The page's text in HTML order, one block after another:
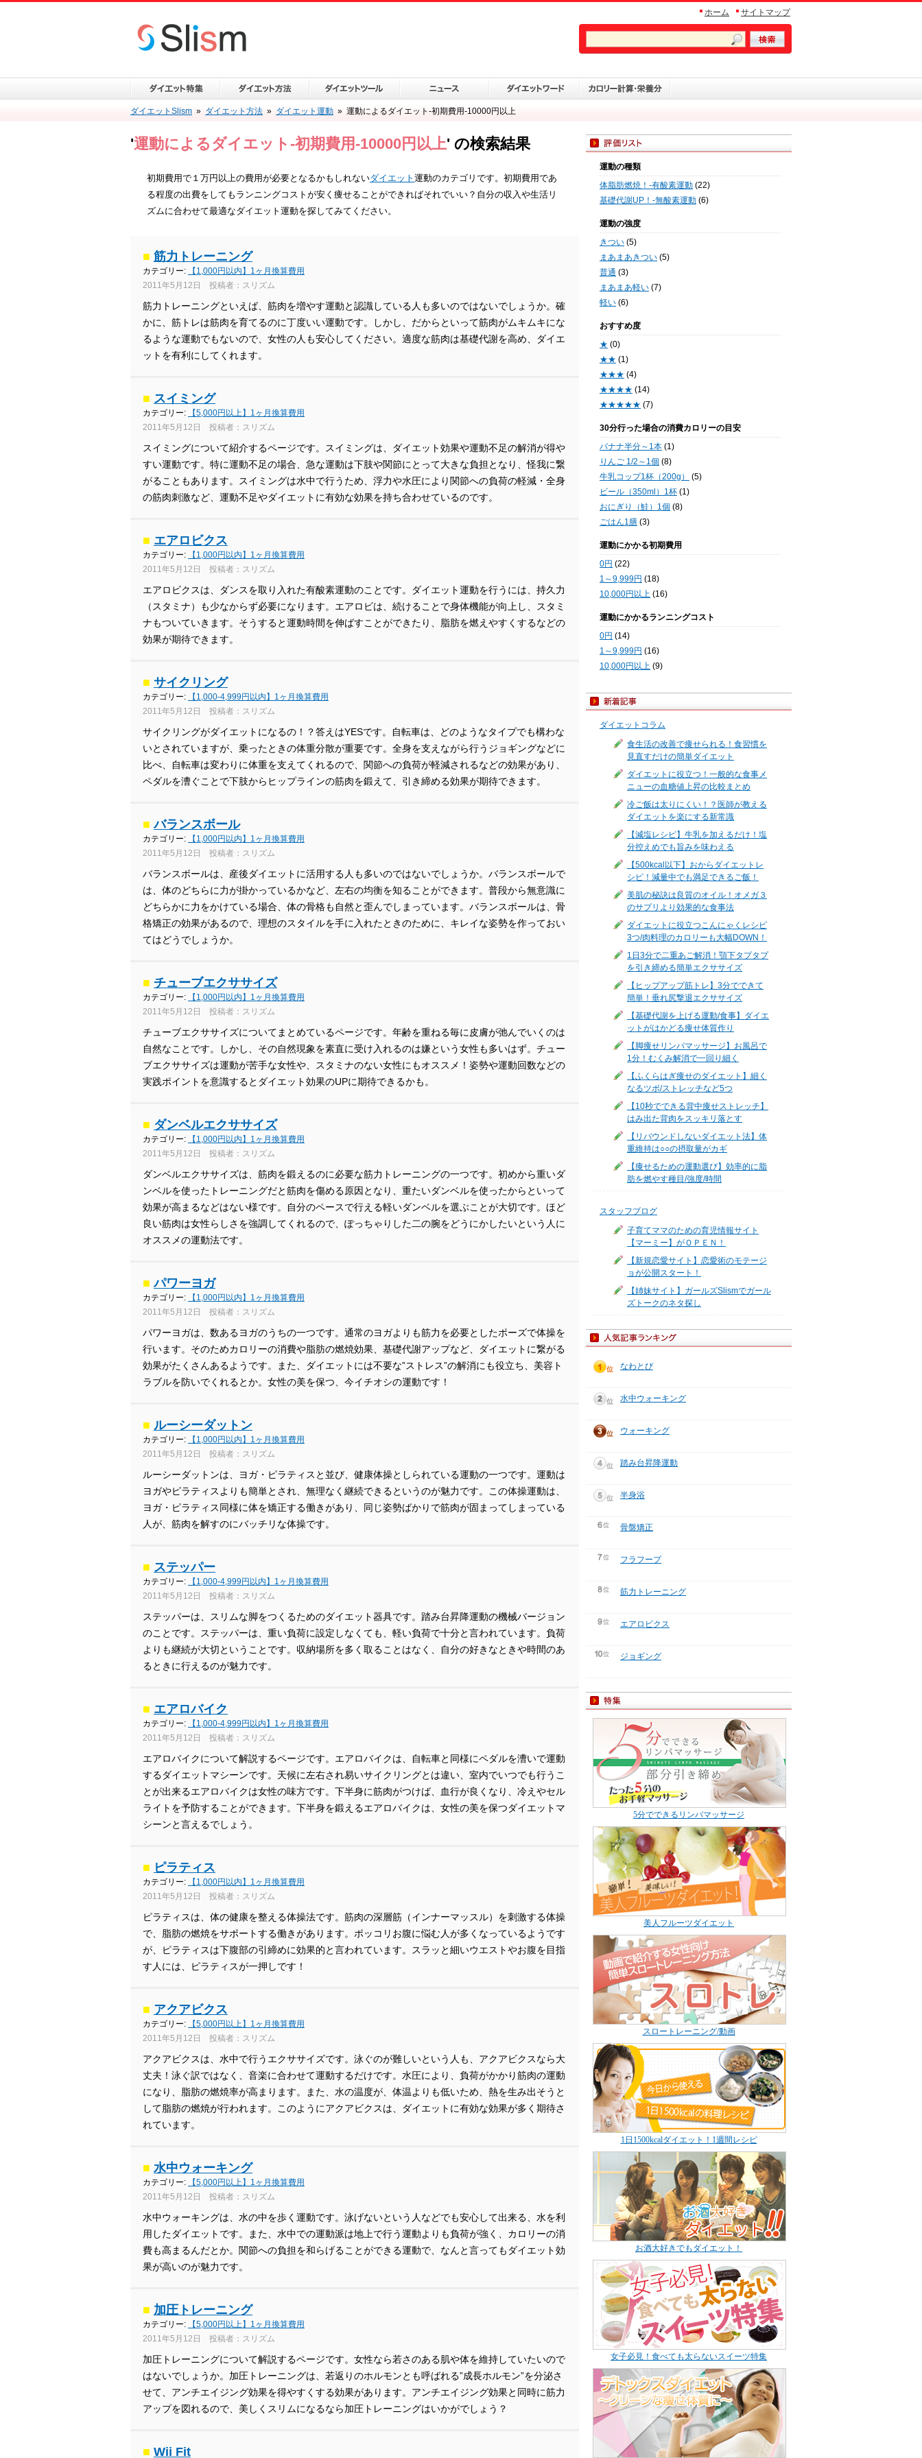
ホーム サイトマップ
ダイエットSlism » ダイエット方法 » ダイエット運動 » 運動によるダイエット-初期費用-10000円以上
'運動によるダイエット-初期費用-10000円以上' の検索結果
初期費用で１万円以上の費用が必要となるかもしれないダイエット 運動のカテゴリです。初期費用であ
る程度の出費をしてもランニングコストが安く痩せることができればそれでいい？自分の収入や生活リ
ズムに合わせて最適なダイエット運動を探してみてください。
■ 筋力トレーニング
カテゴリー:
【1,000円以内】1ヶ月換算費用
2011年5月12日 投稿者：スリズム
筋力トレーニングといえば、筋肉を増やす運動と認識している人も多いのではないでしょうか。確
かに、筋トレは筋肉を育てるのに丁度いい運動です。しかし、だからといって筋肉がムキムキにな
るような運動でもないので、女性の人も安心してください。適度な筋肉は基礎代謝を高め、ダイエ
ットを有利にしてくれます。
■ スイミング
カテゴリー:
【5,000円以上】1ヶ月換算費用
2011年5月12日 投稿者：スリズム
スイミングについて紹介するページです。スイミングは、ダイエット効果や運動不足の解消が得や
すい運動です。特に運動不足の場合、急な運動は下肢や関節にとって大きな負担となり、怪我に繋
がることもあります。スイミングは水中で行うため、浮力や水圧により関節への負荷の軽減・全身
の筋肉刺激など、運動不足やダイエットに有効な効果を持ち合わせているのです。
■ エアロビクス
カテゴリー:
【1,000円以内】1ヶ月換算費用
2011年5月12日 投稿者：スリズム
エアロビクスは、ダンスを取り入れた有酸素運動のことです。ダイエット運動を行うには、持久力
（スタミナ）も少なからず必要になります。エアロビは、続けることで身体機能が向上し、スタミ
ナもついていきます。そうすると運動時間を伸ばすことができたり、脂肪を燃えやすくするなどの
効果が期待できます。
■ サイクリング
カテゴリー:
【1,000-4,999円以内】1ヶ月換算費用
2011年5月12日 投稿者：スリズム
サイクリングがダイエットになるの！？答えはYESです。自転車は、どのようなタイプでも構わな
いとされていますが、乗ったときの体重分散が重要です。全身を支えながら行うジョギングなどに
比べ、自転車は変わりに体重を支えてくれるので、関節への負荷が軽減されるなどの効果があり、
ペダルを漕ぐことで下肢からヒップラインの筋肉を鍛えて、引き締める効果が期待できます。
■ バランスボール
カテゴリー:
【1,000円以内】1ヶ月換算費用
2011年5月12日 投稿者：スリズム
バランスボールは、産後ダイエットに活用する人も多いのではないでしょうか。バランスボールで
は、体のどちらに力が掛かっているかなど、左右の均衡を知ることができます。普段から無意識に
どちらかに力をかけている場合、体の骨格も自然と歪んでしまっています。バランスボールは、骨
格矯正の効果があるので、理想のスタイルを手に入れたときのために、キレイな姿勢を作っておい
てはどうでしょうか。
■ チューブエクササイズ
カテゴリー:
【1,000円以内】1ヶ月換算費用
2011年5月12日 投稿者：スリズム
チューブエクササイズについてまとめているページです。年齢を重ねる毎に皮膚が弛んでいくのは
自然なことです。しかし、その自然現象を素直に受け入れるのは嫌という女性も多いはず。チュー
ブエクササイズは運動が苦手な女性や、スタミナのない女性にもオススメ！姿勢や運動回数などの
実践ポイントを意識するとダイエット効果のUPに期待できるかも。
■ ダンベルエクササイズ
カテゴリー:
【1,000円以内】1ヶ月換算費用
2011年5月12日 投稿者：スリズム
ダンベルエクササイズは、筋肉を鍛えるのに必要な筋力トレーニングの一つです。初めから重いダ
ンベルを使ったトレーニングだと筋肉を傷める原因となり、重たいダンベルを使ったからといって
効果が高まるなどはない様です。自分のペースで行える軽いダンベルを選ぶことが大切です。ほど
良い筋肉は女性らしさを強調してくれるので、ぽっちゃりした二の腕をどうにかしたいという人に
オススメの運動法です。
■ パワーヨガ
カテゴリー:
【1,000円以内】1ヶ月換算費用
2011年5月12日 投稿者：スリズム
パワーヨガは、数あるヨガのうちの一つです。通常のヨガよりも筋力を必要としたポーズで体操を
行います。そのためカロリーの消費や脂肪の燃焼効果、基礎代謝アップなど、ダイエットに繋がる
効果がたくさんあるようです。また、ダイエットには不要な”ストレス”の解消にも役立ち、美容ト
ラブルを防いでくれるとか。女性の美を保つ、今イチオシの運動です！
■ ルーシーダットン
カテゴリー:
【1,000円以内】1ヶ月換算費用
2011年5月12日 投稿者：スリズム
ルーシーダットンは、ヨガ・ピラティスと並び、健康体操としられている運動の一つです。運動は
ヨガやピラティスよりも簡単とされ、無理なく継続できるというのが魅力です。この体操運動は、
ヨガ・ピラティス同様に体を矯正する働きがあり、同じ姿勢ばかりで筋肉が固まってしまっている
人が、筋肉を解すのにバッチリな体操です。
■ ステッパー
カテゴリー:
【1,000-4,999円以内】1ヶ月換算費用
2011年5月12日 投稿者：スリズム
ステッパーは、スリムな脚をつくるためのダイエット器具です。踏み台昇降運動の機械バージョン
のことです。ステッパーは、重い負荷に設定しなくても、軽い負荷で十分と言われています。負荷
よりも継続が大切ということです。収納場所を多く取ることはなく、自分の好きなときや時間のあ
るときに行えるのが魅力です。
■ エアロバイク
カテゴリー:
【1,000-4,999円以内】1ヶ月換算費用
2011年5月12日 投稿者：スリズム
エアロバイクについて解説するページです。エアロバイクは、自転車と同様にペダルを漕いで運動
するダイエットマシーンです。天候に左右され易いサイクリングとは違い、室内でいつでも行うこ
とが出来るエアロバイクは女性の味方です。下半身に筋肉がつけば、血行が良くなり、冷えやセル
ライトを予防することができます。下半身を鍛えるエアロバイクは、女性の美を保つダイエットマ
シーンと言えるでしょう。
■ ピラティス
カテゴリー:
【1,000円以内】1ヶ月換算費用
2011年5月12日 投稿者：スリズム
ピラティスは、体の健康を整える体操法です。筋肉の深層筋（インナーマッスル）を刺激する体操
で、脂肪の燃焼をサポートする働きがあります。ポッコリお腹に悩む人が多くなっているようです
が、ピラティスは下腹部の引締めに効果的と言われています。スラッと細いウエストやお腹を目指
す人には、ピラティスが一押しです！
■ アクアビクス
カテゴリー:
【5,000円以上】1ヶ月換算費用
2011年5月12日 投稿者：スリズム
アクアビクスは、水中で行うエクササイズです。泳ぐのが難しいという人も、アクアビクスなら大
丈夫！泳ぐ訳ではなく、音楽に合わせて運動するだけです。水圧により、負荷がかかり筋肉の運動
になり、脂肪の燃焼率が高まります。また、水の温度が、体温よりも低いため、熱を生み出そうと
して脂肪の燃焼が行われます。このようにアクアビクスは、ダイエットに有効な効果が多く期待さ
れています。
■ 水中ウォーキング
カテゴリー:
【5,000円以上】1ヶ月換算費用
2011年5月12日 投稿者：スリズム
水中ウォーキングは、水の中を歩く運動です。泳げないという人などでも安心して出来る、水を利
用したダイエットです。また、水中での運動派は地上で行う運動よりも負荷が強く、カロリーの消
費も高まるんだとか。関節への負担を和らげることができる運動で、なんと言ってもダイエット効
果が高いのが魅力です。
■ 加圧トレーニング
カテゴリー:
【5,000円以上】1ヶ月換算費用
2011年5月12日 投稿者：スリズム
加圧トレーニングについて解説するページです。女性なら若さのある肌や体を維持していたいので
はないでしょうか。加圧トレーニングは、若返りのホルモンとも呼ばれる”成長ホルモン”を分泌さ
せて、アンチエイジング効果を得やすくする効果があります。アンチエイジング効果と同時に筋力
アップを図れるので、美しくスリムになるなら加圧トレーニングはいかがでしょう？
■ Wii Fit
運動の種類
体脂肪燃焼！-有酸素運動 (22)
基礎代謝UP！-無酸素運動 (6)
運動の強度
きつい (5)
まあまあきつい (5)
普通 (3)
まあまあ軽い (7)
軽い (6)
おすすめ度
★ (0)
★★ (1)
★★★ (4)
★★★★ (14)
★★★★★ (7)
30分行った場合の消費カロリーの目安
バナナ半分～1本 (1)
りんご 1/2～1個 (8)
牛乳コップ1杯（200g）
(5)
ビール（350ml）1杯 (1)
おにぎり（鮭）1個 (8)
ごはん1膳 (3)
運動にかかる初期費用
0円 (22)
1～9,999円 (18)
10,000円以上 (16)
運動にかかるランニングコスト
0円 (14)
1～9,999円 (16)
10,000円以上 (9)
ダイエットコラム
食生活の改善で痩せられる！食習慣を
見直すだけの簡単ダイエット
ダイエットに役立つ！一般的な食事メ
ニューの血糖値上昇の比較まとめ
冷ご飯は太りにくい！？医師が教える
ダイエットを楽にする新常識
【減塩レシピ】牛乳を加えるだけ！塩
分控えめでも旨みを味わえる
【500kcal以下】おからダイエットレ
シピ！減量中でも満足できるご飯！
美肌の秘訣は良質のオイル！オメガ３
のサプリより効果的な食事法
ダイエットに役立つこんにゃくレシピ
3つ/肉料理のカロリーも大幅DOWN！
1日3分で二重あご解消！顎下タプタプ
を引き締める簡単エクササイズ
【ヒップアップ筋トレ】3分でできて
簡単！垂れ尻撃退エクササイズ
【基礎代謝を上げる運動/食事】ダイエ
ットがはかどる痩せ体質作り
【脚痩せリンパマッサージ】お風呂で
1分！むくみ解消で一回り細く
【ふくらはぎ痩せのダイエット】細く
なるツボ/ストレッチなど5つ
【10秒でできる背中痩せストレッチ】
はみ出た背肉をスッキリ落とす
【リバウンドしないダイエット法】体
重維持は○○の摂取量がカギ
【痩せるための運動選び】効率的に脂
肪を燃やす種目/強度/時間
スタッフブログ
子育てママのための育児情報サイト
【マーミー】がＯＰＥＮ！
【新規恋愛サイト】恋愛術のモテージ
ョが公開スタート！
【姉妹サイト】ガールズSlismでガール
ズトークのネタ探し
なわとび
水中ウォーキング
ウォーキング
踏み台昇降運動
半身浴
骨盤矯正
フラフープ
筋力トレーニング
エアロビクス
ジョギング
5分でできるリンパマッサージ
美人フルーツダイエット
スロートレーニング/動画
1日1500kcalダイエット！1週間レシピ
お酒大好きでもダイエット！
女子必見！食べても太らないスイーツ特集